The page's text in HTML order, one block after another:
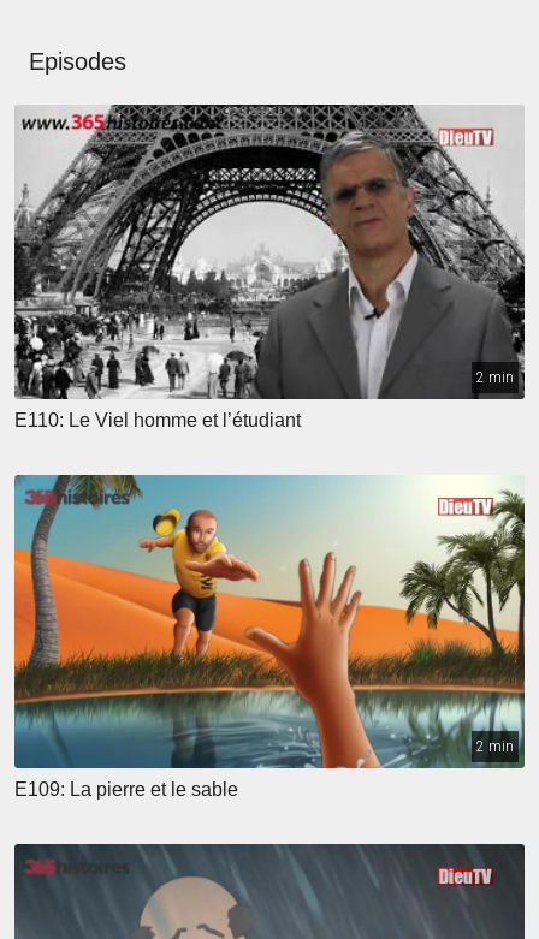
Episodes
2 min
E110: Le Viel homme et l’étudiant
2 min
E109: La pierre et le sable